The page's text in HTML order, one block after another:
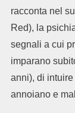
racconta nel
Red), la
segnali a cui
imparano
anni), di
annoiano e